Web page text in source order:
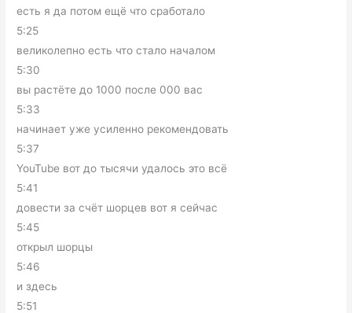
есть я да потом ещё что сработало
5:25
великолепно есть что стало началом
5:30
вы растёте до 1000 после 000 вас
5:33
начинает уже усиленно рекомендовать
5:37
YouTube вот до тысячи удалось это всё
5:41
довести за счёт шорцев вот я сейчас
5:45
открыл шорцы
5:46
и здесь
5:51